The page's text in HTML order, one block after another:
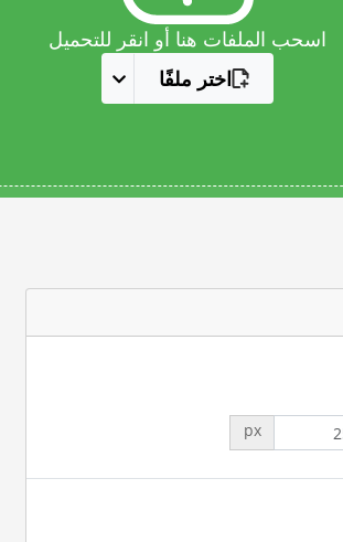
اسحب الملفات هنا أو انقر للتحميل
اختر ملفًا
px